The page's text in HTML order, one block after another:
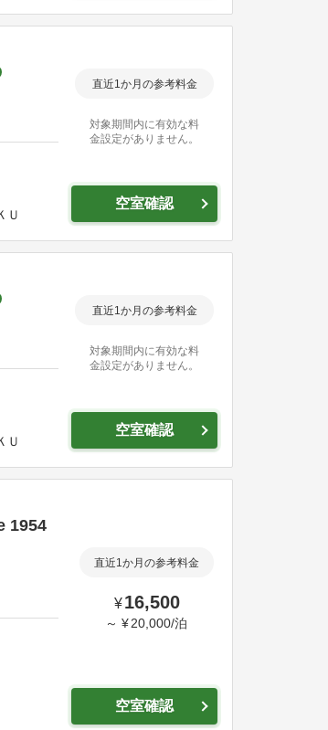
Ｕ
直近1か月の参考料金
対象期間内に有効な料
金設定がありません。
空室確認
Ｕ
直近1か月の参考料金
対象期間内に有効な料
金設定がありません。
空室確認
1954
直近1か月の参考料金
¥ 16,500
～ ¥ 20,000/泊
空室確認